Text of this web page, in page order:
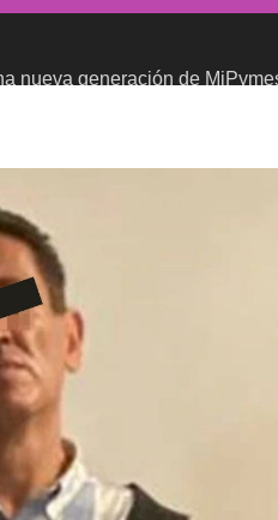
de MiPymes mexicanas